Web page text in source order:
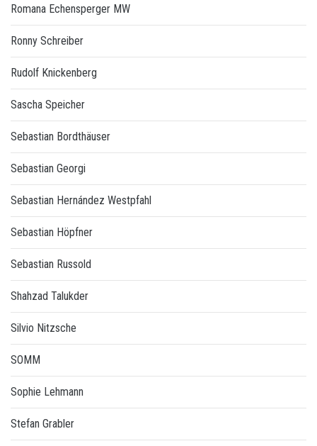
Romana Echensperger MW
Ronny Schreiber
Rudolf Knickenberg
Sascha Speicher
Sebastian Bordthäuser
Sebastian Georgi
Sebastian Hernández Westpfahl
Sebastian Höpfner
Sebastian Russold
Shahzad Talukder
Silvio Nitzsche
SOMM
Sophie Lehmann
Stefan Grabler